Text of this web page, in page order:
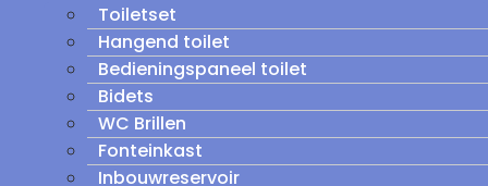
Toiletset
Hangend toilet
Bedieningspaneel toilet
Bidets
WC Brillen
Fonteinkast
Inbouwreservoir